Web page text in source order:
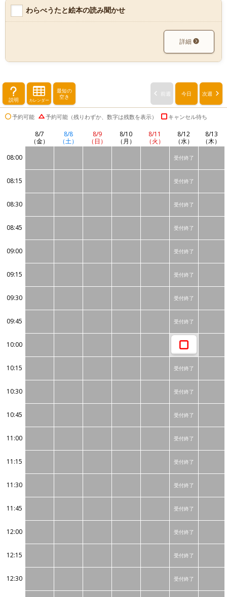
わらべうたと絵本の読み聞かせ
詳細
説明 カレンダー
最短の
空き
前週 今日 次週
予約可能 予約可能（残りわずか、数字は残数を表示） キャンセル待ち
8/7
（金）
8/8
（土）
8/9
（日）
8/10
（月）
8/11
（火）
8/12
（水）
8/13
（木）
08:00
受付終了
08:15 受付終了
08:30 受付終了
08:45 受付終了
09:00 受付終了
09:15 受付終了
09:30 受付終了
09:45 受付終了
10:00
10:15 受付終了
10:30 受付終了
10:45 受付終了
11:00 受付終了
11:15 受付終了
11:30 受付終了
11:45 受付終了
12:00 受付終了
12:15 受付終了
12:30 受付終了